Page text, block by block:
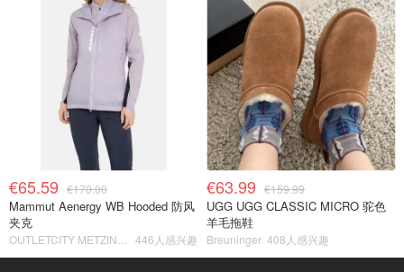
€65.59 €170.00
Mammut Aenergy WB Hooded 防风
夹克
446人感兴趣
€63.99 €159.99
UGG UGG CLASSIC MICRO 驼色
羊毛拖鞋
Breuninger 408人感兴趣